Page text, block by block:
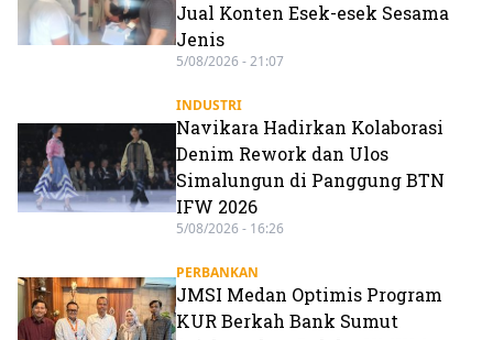
Jual Konten Esek-esek Sesama
Jenis
5/08/2026 - 21:07
INDUSTRI
Navikara Hadirkan Kolaborasi
Denim Rework dan Ulos
Simalungun di Panggung BTN
IFW 2026
5/08/2026 - 16:26
PERBANKAN
JMSI Medan Optimis Program
KUR Berkah Bank Sumut